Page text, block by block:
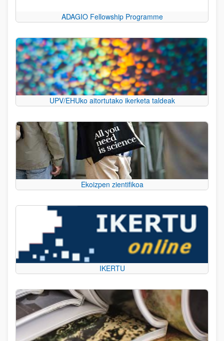
ADAGIO Fellowship Programme
UPV/EHUko aitortutako ikerketa taldeak
Ekoizpen zientifikoa
IKERTU